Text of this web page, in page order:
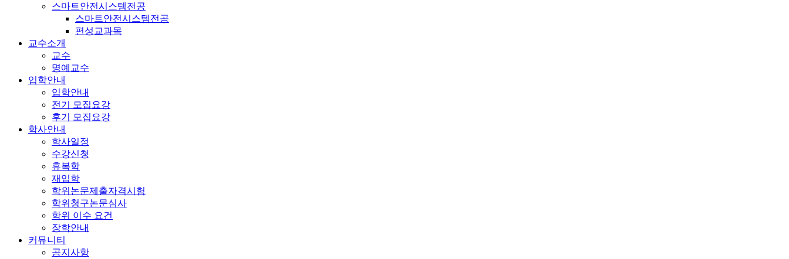
스마트안전시스템전공
스마트안전시스템전공
편성교과목
교수소개
교수
명예교수
입학안내
입학안내
전기 모집요강
후기 모집요강
학사안내
학사일정
수강신청
휴복학
재입학
학위논문제출자격시험
학위청구논문심사
학위 이수 요건
장학안내
커뮤니티
공지사항